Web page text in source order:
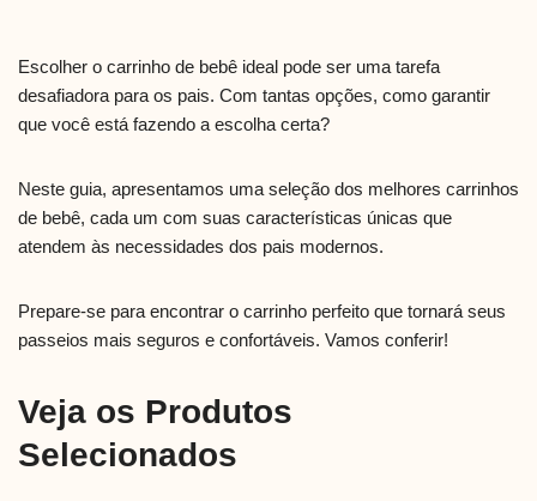
Escolher o carrinho de bebê ideal pode ser uma tarefa
desafiadora para os pais. Com tantas opções, como garantir
que você está fazendo a escolha certa?
Neste guia, apresentamos uma seleção dos melhores carrinhos
de bebê, cada um com suas características únicas que
atendem às necessidades dos pais modernos.
Prepare-se para encontrar o carrinho perfeito que tornará seus
passeios mais seguros e confortáveis. Vamos conferir!
Veja os Produtos
Selecionados